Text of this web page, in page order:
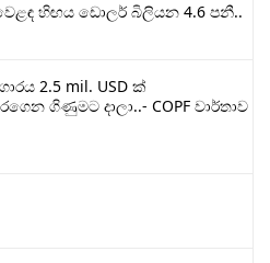
හිඟය ඩොලර් බිලියන 4.6 පනී..
2.5 mil. USD ක්
ගිණුමට දාලා..- COPF වාර්තාව